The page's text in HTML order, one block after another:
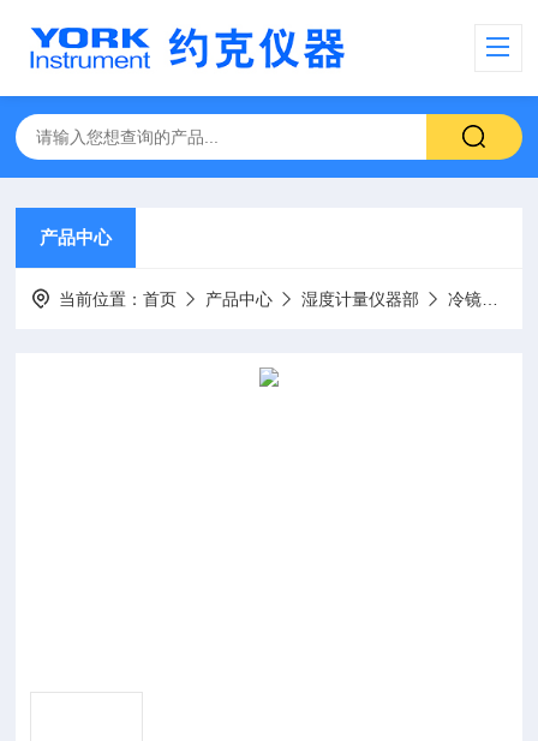
产品中心
当前位置：首页 产品中心 湿度计量仪器部 冷镜露点仪